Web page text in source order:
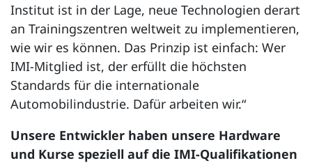
Institut ist in der Lage, neue Technologien derart
an Trainingszentren weltweit zu implementieren,
wie wir es können. Das Prinzip ist einfach: Wer
IMI-Mitglied ist, der erfüllt die höchsten
Standards für die internationale
Automobilindustrie. Dafür arbeiten wir.“
Unsere Entwickler haben unsere Hardware
und Kurse speziell auf die IMI-Qualifikationen